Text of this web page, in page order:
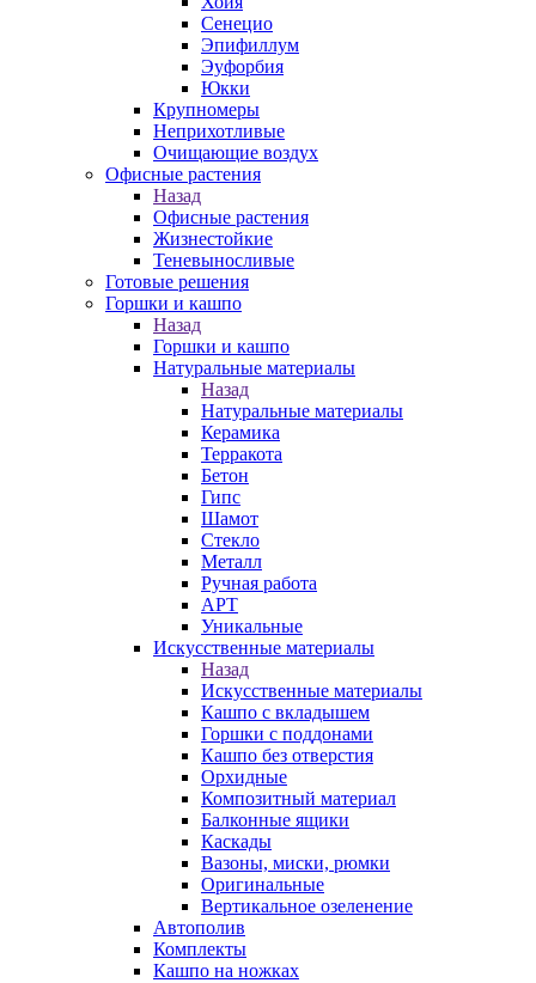
Сенецио
Эпифиллум
Эуфорбия
Юкки
Крупномеры
Неприхотливые
Очищающие воздух
Офисные растения
Назад
Офисные растения
Жизнестойкие
Теневыносливые
Готовые решения
Горшки и кашпо
Назад
Горшки и кашпо
Натуральные материалы
Назад
Натуральные материалы
Керамика
Терракота
Бетон
Гипс
Шамот
Стекло
Металл
Ручная работа
АРТ
Уникальные
Искусственные материалы
Назад
Искусственные материалы
Кашпо с вкладышем
Горшки с поддонами
Кашпо без отверстия
Орхидные
Композитный материал
Балконные ящики
Каскады
Вазоны, миски, рюмки
Оригинальные
Вертикальное озеленение
Автополив
Комплекты
Кашпо на ножках